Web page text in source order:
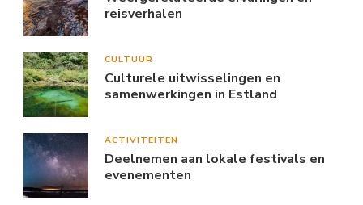
reisverhalen
CULTUUR
Culturele uitwisselingen en
samenwerkingen in Estland
ACTIVITEITEN
Deelnemen aan lokale festivals en
evenementen